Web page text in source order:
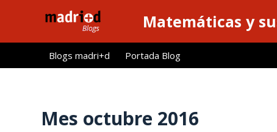
l
Matemáticas y
Blogs madri+d Portada Blog
Mes octubre 2016